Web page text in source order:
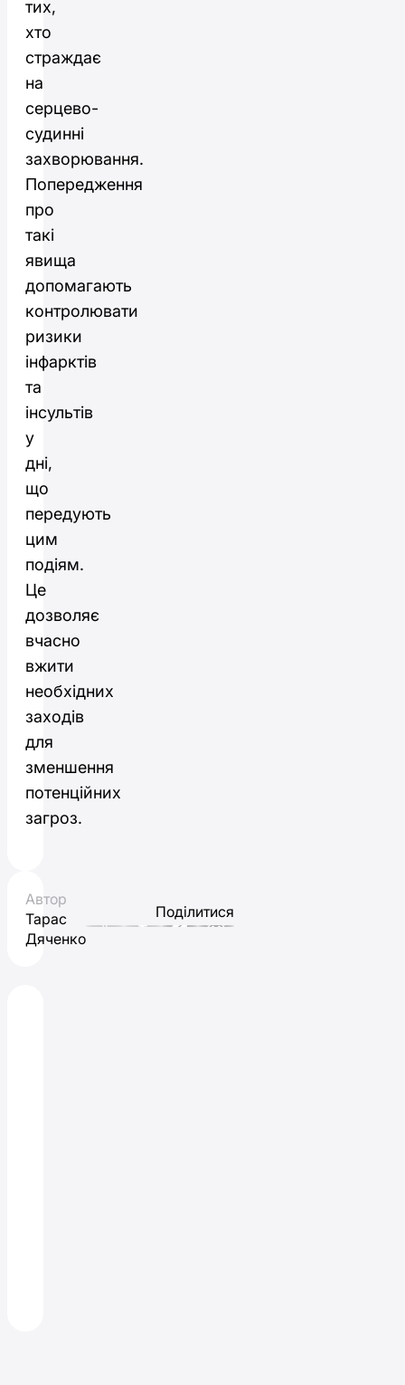
тих,
хто
страждає
на
серцево-
судинні
захворювання.
Попередження
про
такі
явища
допомагають
контролювати
ризики
інфарктів
та
інсультів
у
дні,
що
передують
цим
подіям.
Це
дозволяє
вчасно
вжити
необхідних
заходів
для
зменшення
потенційних
загроз.
Автор
Тарас
Дяченко
Поділитися